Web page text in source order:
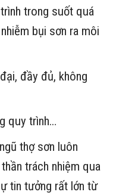
trong suốt quá
bụi sơn ra môi
đầy đủ, không
quy trình…
thợ sơn luôn
trách nhiệm qua
tin tưởng rất lớn từ